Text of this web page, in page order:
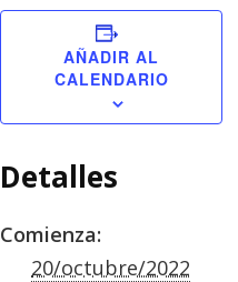
AÑADIR AL
CALENDARIO
Detalles
Comienza:
20/octubre/2022